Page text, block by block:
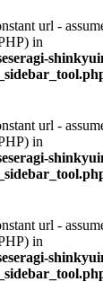
url -
in
url -
in
url -
in